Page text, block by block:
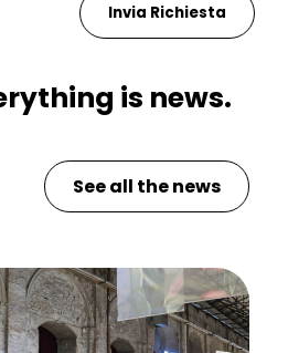
is news.
See all the news